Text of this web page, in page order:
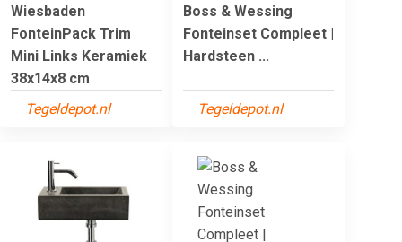
Wiesbaden
FonteinPack Trim
Mini Links Keramiek
38x14x8 cm
Tegeldepot.nl
Boss & Wessing
Fonteinset Compleet |
Hardsteen ...
Tegeldepot.nl